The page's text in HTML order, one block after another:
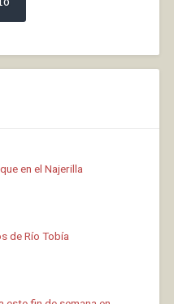
en el Najerilla
de Río Tobía